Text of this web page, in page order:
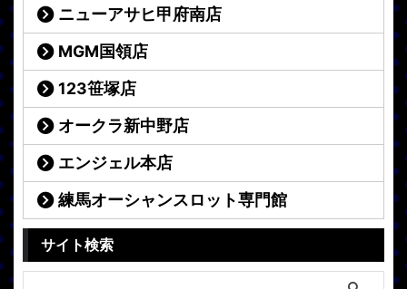
ニューアサヒ甲府南店
MGM国領店
123笹塚店
オークラ新中野店
エンジェル本店
練馬オーシャンスロット専門館
サイト検索